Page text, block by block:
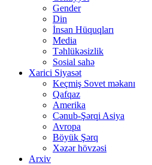
Gender
Din
İnsan Hüquqları
Media
Təhlükəsizlik
Sosial sahə
Xarici Siyasət
Keçmiş Sovet məkanı
Qafqaz
Amerika
Cənub-Şərqi Asiya
Avropa
Böyük Şərq
Xəzər hövzəsi
Arxiv